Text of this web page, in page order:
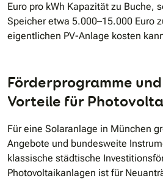
Euro pro kWh Kapazität zu Buche,
Speicher etwa 5.000–15.000 Euro
eigentlichen PV-Anlage kosten
Förderprogramme
Vorteile für
Für eine Solaranlage in München
Angebote und bundesweite
klassische städtische
Photovoltaikanlagen ist für